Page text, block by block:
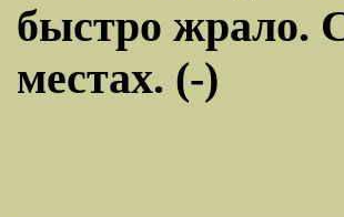
быстро жрало.
местах. (-)